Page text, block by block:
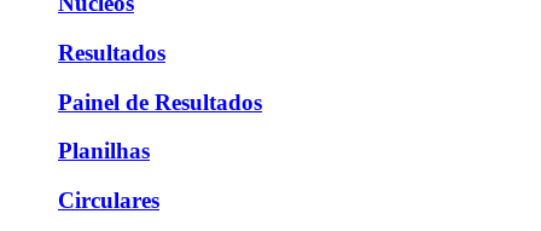
Resultados
Painel de Resultados
Planilhas
Circulares